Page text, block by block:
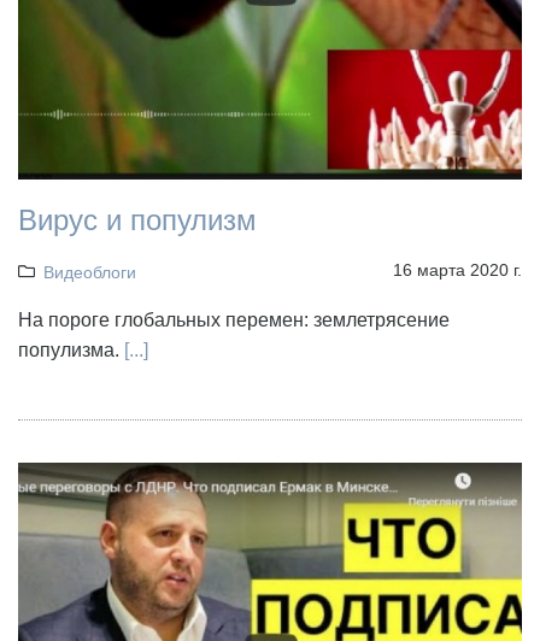
Вирус и популизм
Видеоблоги 16 марта 2020 г.
На пороге глобальных перемен: землетрясение
популизма. [...]